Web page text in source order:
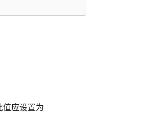
值应设置为